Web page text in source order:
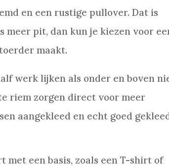
en een rustige pullover. Dat is
meer pit, dan kun je kiezen voor
maakt.
werk lijken als onder en boven
riem zorgen direct voor meer
aangekleed en echt goed
met een basis, zoals een T-shirt of